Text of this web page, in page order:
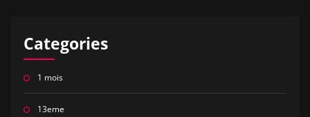
Categories
1 mois
13eme